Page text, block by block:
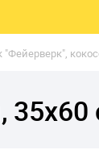
"Фейерверк",
35х60